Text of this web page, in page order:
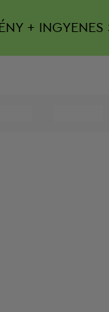
+ INGYENES